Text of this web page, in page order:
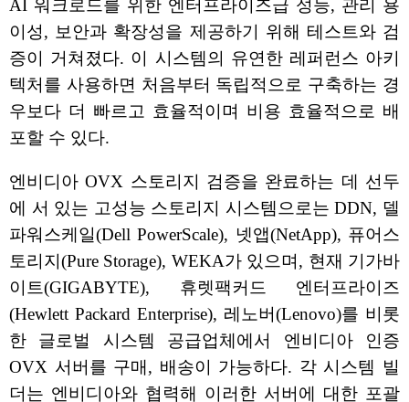
AI 워크로드를 위한 엔터프라이즈급 성능, 관리 용
이성, 보안과 확장성을 제공하기 위해 테스트와 검
증이 거쳐졌다. 이 시스템의 유연한 레퍼런스 아키
텍처를 사용하면 처음부터 독립적으로 구축하는 경
우보다 더 빠르고 효율적이며 비용 효율적으로 배
포할 수 있다.
엔비디아 OVX 스토리지 검증을 완료하는 데 선두
에 서 있는 고성능 스토리지 시스템으로는 DDN, 델
파워스케일(Dell PowerScale), 넷앱(NetApp), 퓨어스
토리지(Pure Storage), WEKA가 있으며, 현재 기가바
이트(GIGABYTE), 휴렛팩커드 엔터프라이즈
(Hewlett Packard Enterprise), 레노버(Lenovo)를 비롯
한 글로벌 시스템 공급업체에서 엔비디아 인증
OVX 서버를 구매, 배송이 가능하다. 각 시스템 빌
더는 엔비디아와 협력해 이러한 서버에 대한 포괄